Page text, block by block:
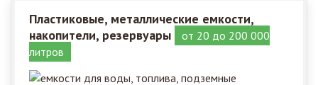
Пластиковые, металлические емкости,
накопители, резервуары
от 20 до 200 000
литров